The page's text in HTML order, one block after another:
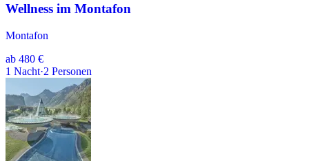
Wellness im Montafon
Montafon
ab 480 €
1 Nacht·2 Personen